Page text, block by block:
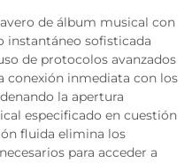
de álbum musical con
instantáneo sofisticada
de protocolos avanzados
conexión inmediata con los
la apertura
especificado en cuestión
fluida elimina los
para acceder a